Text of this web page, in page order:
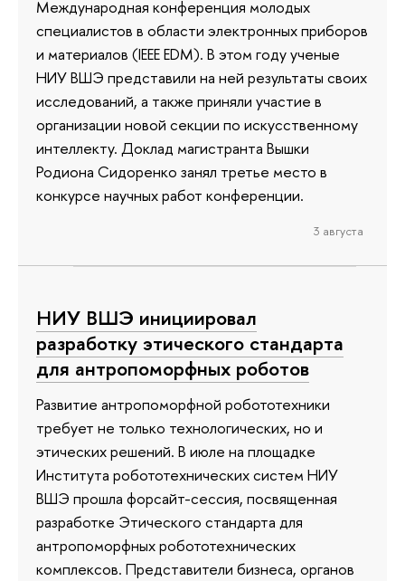
Международная конференция молодых
специалистов в области электронных приборов
и материалов (IEEE EDM). В этом году ученые
НИУ ВШЭ представили на ней результаты своих
исследований, а также приняли участие в
организации новой секции по искусственному
интеллекту. Доклад магистранта Вышки
Родиона Сидоренко занял третье место в
конкурсе научных работ конференции.
3 августа
НИУ ВШЭ инициировал
разработку этического стандарта
для антропоморфных роботов
Развитие антропоморфной робототехники
требует не только технологических, но и
этических решений. В июле на площадке
Института робототехнических систем НИУ
ВШЭ прошла форсайт-сессия, посвященная
разработке Этического стандарта для
антропоморфных робототехнических
комплексов. Представители бизнеса, органов